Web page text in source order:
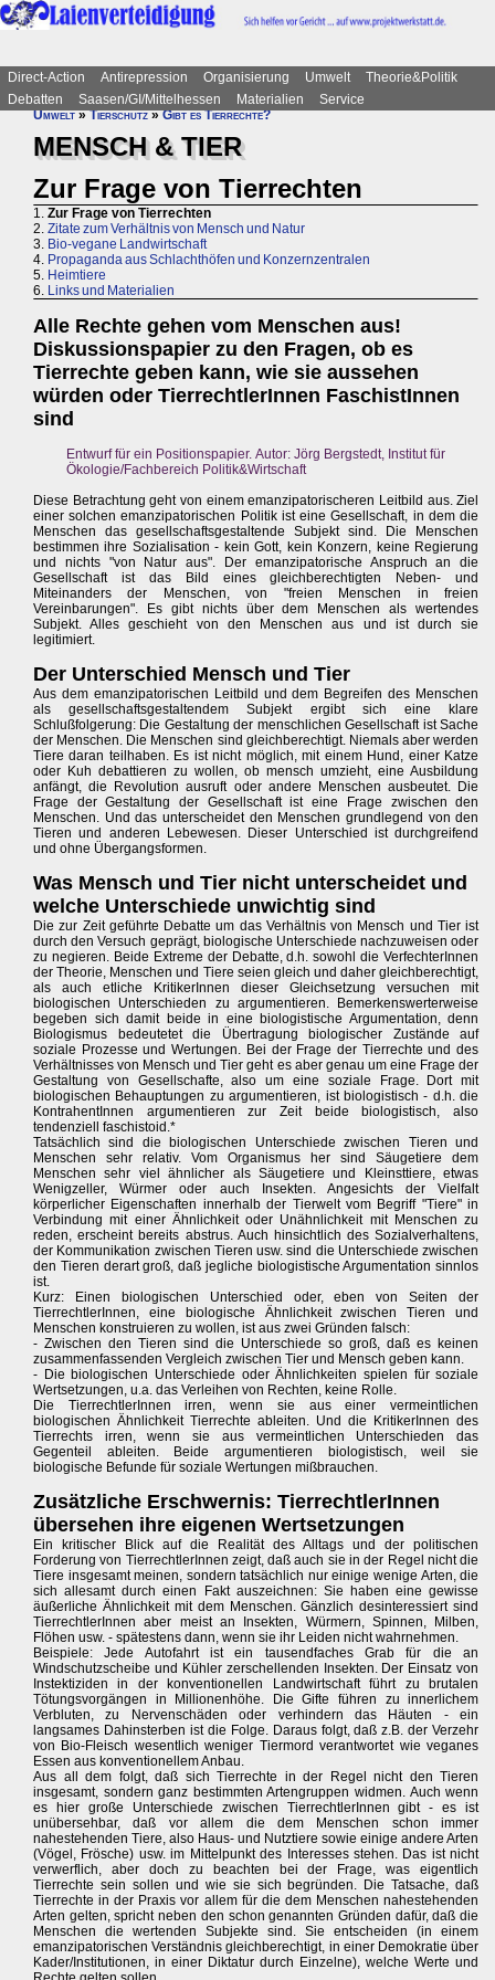
Direct-Action Antirepression Organisierung Umwelt
Theorie&Politik
Debatten
Saasen/GI/Mittelhessen Materialien
Service
Umwelt»Tierschutz»Gibt es Tierrechte?
MENSCH & TIER
Zur Frage von Tierrechten
1. Zur Frage von Tierrechten
2. Zitate zum Verhältnis von Mensch und Natur
3. Bio-vegane Landwirtschaft
4. Propaganda aus Schlachthöfen und Konzernzentralen
5. Heimtiere
6. Links und Materialien
Alle Rechte gehen vom Menschen aus!
Diskussionspapier zu den Fragen, ob es
Tierrechte geben kann, wie sie aussehen
würden oder TierrechtlerInnen FaschistInnen
sind
Entwurf für ein Positionspapier. Autor: Jörg Bergstedt, Institut für
Ökologie/Fachbereich Politik&Wirtschaft
Diese Betrachtung geht von einem emanzipatorischeren Leitbild aus. Ziel
einer solchen emanzipatorischen Politik ist eine Gesellschaft, in dem die
Menschen das gesellschaftsgestaltende Subjekt sind. Die Menschen
bestimmen ihre Sozialisation - kein Gott, kein Konzern, keine Regierung
und nichts "von Natur aus". Der emanzipatorische Anspruch an die
Gesellschaft ist das Bild eines gleichberechtigten Neben- und
Miteinanders der Menschen, von "freien Menschen in freien
Vereinbarungen". Es gibt nichts über dem Menschen als wertendes
Subjekt. Alles geschieht von den Menschen aus und ist durch sie
legitimiert.
Der Unterschied Mensch und Tier
Aus dem emanzipatorischen Leitbild und dem Begreifen des Menschen
als gesellschaftsgestaltendem Subjekt ergibt sich eine klare
Schlußfolgerung: Die Gestaltung der menschlichen Gesellschaft ist Sache
der Menschen. Die Menschen sind gleichberechtigt. Niemals aber werden
Tiere daran teilhaben. Es ist nicht möglich, mit einem Hund, einer Katze
oder Kuh debattieren zu wollen, ob mensch umzieht, eine Ausbildung
anfängt, die Revolution ausruft oder andere Menschen ausbeutet. Die
Frage der Gestaltung der Gesellschaft ist eine Frage zwischen den
Menschen. Und das unterscheidet den Menschen grundlegend von den
Tieren und anderen Lebewesen. Dieser Unterschied ist durchgreifend
und ohne Übergangsformen.
Was Mensch und Tier nicht unterscheidet und
welche Unterschiede unwichtig sind
Die zur Zeit geführte Debatte um das Verhältnis von Mensch und Tier ist
durch den Versuch geprägt, biologische Unterschiede nachzuweisen oder
zu negieren. Beide Extreme der Debatte, d.h. sowohl die VerfechterInnen
der Theorie, Menschen und Tiere seien gleich und daher gleichberechtigt,
als auch etliche KritikerInnen dieser Gleichsetzung versuchen mit
biologischen Unterschieden zu argumentieren. Bemerkenswerterweise
begeben sich damit beide in eine biologistische Argumentation, denn
Biologismus bedeutetet die Übertragung biologischer Zustände auf
soziale Prozesse und Wertungen. Bei der Frage der Tierrechte und des
Verhältnisses von Mensch und Tier geht es aber genau um eine Frage der
Gestaltung von Gesellschafte, also um eine soziale Frage. Dort mit
biologischen Behauptungen zu argumentieren, ist biologistisch - d.h. die
KontrahentInnen argumentieren zur Zeit beide biologistisch, also
tendenziell faschistoid.*
Tatsächlich sind die biologischen Unterschiede zwischen Tieren und
Menschen sehr relativ. Vom Organismus her sind Säugetiere dem
Menschen sehr viel ähnlicher als Säugetiere und Kleinsttiere, etwas
Wenigzeller, Würmer oder auch Insekten. Angesichts der Vielfalt
körperlicher Eigenschaften innerhalb der Tierwelt vom Begriff "Tiere" in
Verbindung mit einer Ähnlichkeit oder Unähnlichkeit mit Menschen zu
reden, erscheint bereits abstrus. Auch hinsichtlich des Sozialverhaltens,
der Kommunikation zwischen Tieren usw. sind die Unterschiede zwischen
den Tieren derart groß, daß jegliche biologistische Argumentation sinnlos
ist.
Kurz: Einen biologischen Unterschied oder, eben von Seiten der
TierrechtlerInnen, eine biologische Ähnlichkeit zwischen Tieren und
Menschen konstruieren zu wollen, ist aus zwei Gründen falsch:
- Zwischen den Tieren sind die Unterschiede so groß, daß es keinen
zusammenfassenden Vergleich zwischen Tier und Mensch geben kann.
- Die biologischen Unterschiede oder Ähnlichkeiten spielen für soziale
Wertsetzungen, u.a. das Verleihen von Rechten, keine Rolle.
Die TierrechtlerInnen irren, wenn sie aus einer vermeintlichen
biologischen Ähnlichkeit Tierrechte ableiten. Und die KritikerInnen des
Tierrechts irren, wenn sie aus vermeintlichen Unterschieden das
Gegenteil ableiten. Beide argumentieren biologistisch, weil sie
biologische Befunde für soziale Wertungen mißbrauchen.
Zusätzliche Erschwernis: TierrechtlerInnen
übersehen ihre eigenen Wertsetzungen
Ein kritischer Blick auf die Realität des Alltags und der politischen
Forderung von TierrechtlerInnen zeigt, daß auch sie in der Regel nicht die
Tiere insgesamt meinen, sondern tatsächlich nur einige wenige Arten, die
sich allesamt durch einen Fakt auszeichnen: Sie haben eine gewisse
äußerliche Ähnlichkeit mit dem Menschen. Gänzlich desinteressiert sind
TierrechtlerInnen aber meist an Insekten, Würmern, Spinnen, Milben,
Flöhen usw. - spätestens dann, wenn sie ihr Leiden nicht wahrnehmen.
Beispiele: Jede Autofahrt ist ein tausendfaches Grab für die an
Windschutzscheibe und Kühler zerschellenden Insekten. Der Einsatz von
Instektiziden in der konventionellen Landwirtschaft führt zu brutalen
Tötungsvorgängen in Millionenhöhe. Die Gifte führen zu innerlichem
Verbluten, zu Nervenschäden oder verhindern das Häuten - ein
langsames Dahinsterben ist die Folge. Daraus folgt, daß z.B. der Verzehr
von Bio-Fleisch wesentlich weniger Tiermord verantwortet wie veganes
Essen aus konventionellem Anbau.
Aus all dem folgt, daß sich Tierrechte in der Regel nicht den Tieren
insgesamt, sondern ganz bestimmten Artengruppen widmen. Auch wenn
es hier große Unterschiede zwischen TierrechtlerInnen gibt - es ist
unübersehbar, daß vor allem die dem Menschen schon immer
nahestehenden Tiere, also Haus- und Nutztiere sowie einige andere Arten
(Vögel, Frösche) usw. im Mittelpunkt des Interesses stehen. Das ist nicht
verwerflich, aber doch zu beachten bei der Frage, was eigentlich
Tierrechte sein sollen und wie sie sich begründen. Die Tatsache, daß
Tierrechte in der Praxis vor allem für die dem Menschen nahestehenden
Arten gelten, spricht neben den schon genannten Gründen dafür, daß die
Menschen die wertenden Subjekte sind. Sie entscheiden (in einem
emanzipatorischen Verständnis gleichberechtigt, in einer Demokratie über
Kader/Institutionen, in einer Diktatur durch Einzelne), welche Werte und